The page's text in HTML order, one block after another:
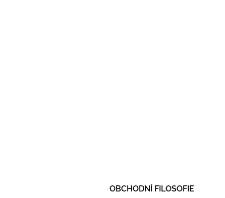
OBCHODNÍ FILOSOFIE